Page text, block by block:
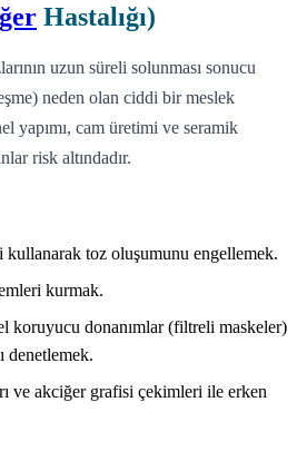
Hastalığı)
uzun süreli solunması sonucu
neden olan ciddi bir meslek
yapımı, cam üretimi ve seramik
risk altındadır.
kullanarak toz oluşumunu engellemek.
kurmak.
koruyucu donanımlar (filtreli maskeler)
denetlemek.
ve akciğer grafisi çekimleri ile erken